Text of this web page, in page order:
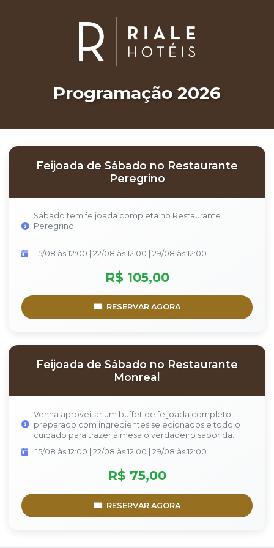
Programação 2026
Feijoada de Sábado no Restaurante
Peregrino
Sábado tem feijoada completa no Restaurante
Peregrino.
Venha aproveitar um buffet de feijoada completo,
preparado com ingredientes selecionados e todo o
tradicional feijoada brasileira. Um convite perfeito para
15/08 às 12:00 | 22/08 às 12:00 | 29/08 às 12:00
R$ 105,00
RESERVAR AGORA
Feijoada de Sábado no Restaurante
Monreal
Venha aproveitar um buffet de feijoada completo,
preparado com ingredientes selecionados e todo o
cuidado para trazer à mesa o verdadeiro sabor da
tradicional feijoada brasileira. Um convite perfeito para
reunir amigos, família e aproveitar a verdadeira
15/08 às 12:00 | 22/08 às 12:00 | 29/08 às 12:00
R$ 75,00
RESERVAR AGORA